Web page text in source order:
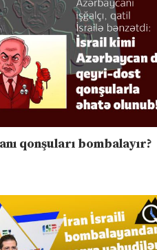
qonşuları bombalayır?